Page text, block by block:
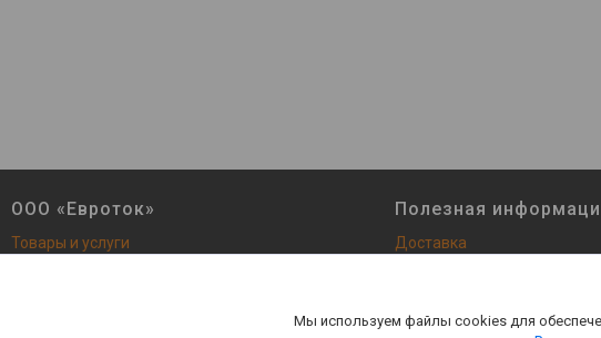
ООО «Евроток»
Товары и услуги
Полезная
Доставка
Мы используем файлы cookies для